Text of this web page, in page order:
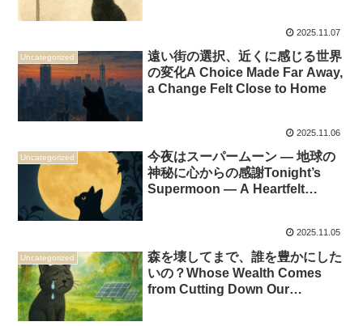
2025.11.07
Uncategorized
遠い街の選択、近くに感じる世界
の変化A Choice Made Far Away,
a Change Felt Close to Home
2025.11.06
Uncategorized
今夜はスーパームーン — 地球の
神秘に心からの感謝Tonight’s
Supermoon — A Heartfelt
2025.11.05
Uncategorized
森を壊してまで、誰を豊かにした
いの？Whose Wealth Comes
from Cutting Down Our